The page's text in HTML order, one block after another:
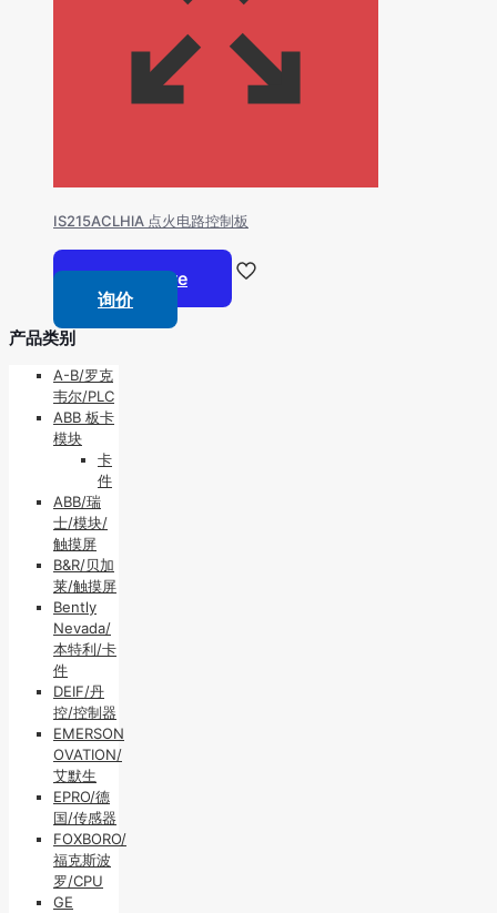
IS215ACLHlA 点火电路控制板
Read more
询价
产品类别
A-B/罗克
韦尔/PLC
ABB 板卡
模块
卡
件
ABB/瑞
士/模块/
触摸屏
B&R/贝加
莱/触摸屏
Bently
Nevada/
本特利/卡
件
DEIF/丹
控/控制器
EMERSON
OVATION/
艾默生
EPRO/德
国/传感器
FOXBORO/
福克斯波
罗/CPU
GE